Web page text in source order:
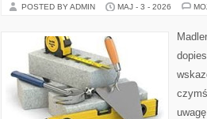
POSTED BY ADMIN MAJ - 3 - 2026